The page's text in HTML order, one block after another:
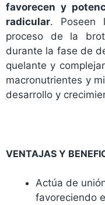
favorecen y
radicular. Poseen
proceso de la
durante la fase de
quelante y
macronutrientes y
desarrollo y
VENTAJAS Y
Actúa de
favoreciendo